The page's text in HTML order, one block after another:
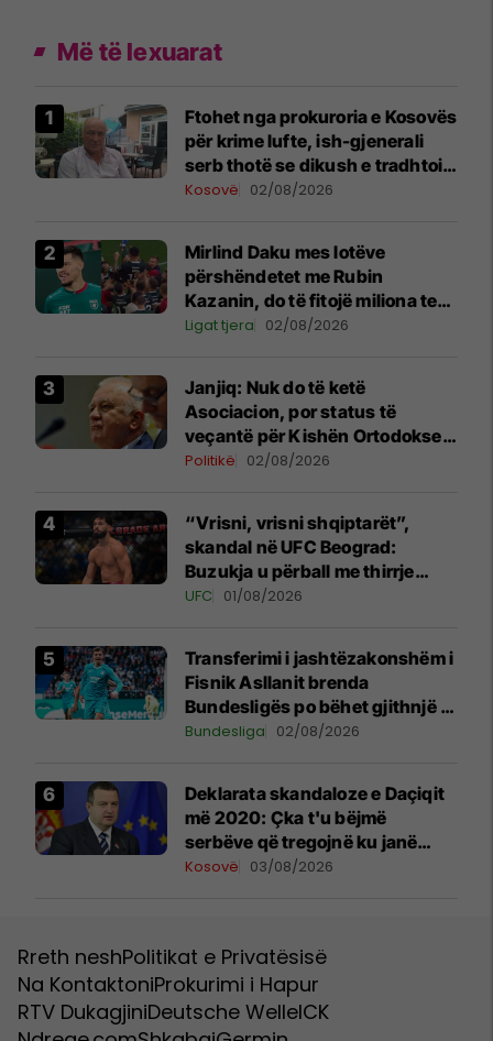
Më të lexuarat
Ftohet nga prokuroria e Kosovës
për krime lufte, ish-gjenerali
serb thotë se dikush e tradhtoi
në Beograd
Kosovë 02/08/2026
Mirlind Daku mes lotëve
përshëndetet me Rubin
Kazanin, do të fitojë miliona te
Spartak Moska
Ligat tjera 02/08/2026
Janjiq: Nuk do të ketë
Asociacion, por status të
veçantë për Kishën Ortodokse
Serbe në Kosovë
Politikë 02/08/2026
“Vrisni, vrisni shqiptarët”,
skandal në UFC Beograd:
Buzukja u përball me thirrje
anti-shqiptare nga tribunat
UFC 01/08/2026
Transferimi i jashtëzakonshëm i
Fisnik Asllanit brenda
Bundesligës po bëhet gjithnjë e
më konkret - detajet e fundit
Bundesliga 02/08/2026
​Deklarata skandaloze e Daçiqit
më 2020: Çka t'u bëjmë
serbëve që tregojnë ku janë
varrosur shqiptarët në Serbi
Kosovë 03/08/2026
Rreth neshPolitikat e Privatësisë
Na KontaktoniProkurimi i Hapur
RTV DukagjiniDeutsche WelleICK